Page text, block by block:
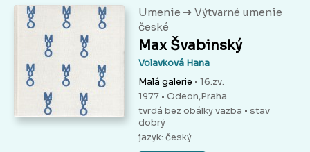
Umenie ➔ Výtvarné umenie
české
Max Švabinský
Volavková Hana
Malá galerie • 16.zv.
1977 • Odeon,Praha
tvrdá bez obálky väzba • stav
dobrý
jazyk: český